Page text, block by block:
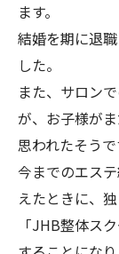
ます。
結婚を期に退
した。
また、サロン
が、お子様が
思われたそうで
今までのエス
えたときに、
「JHB整体ス